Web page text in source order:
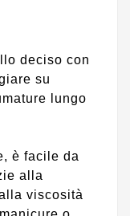
deciso con
su
lungo
è facile da
alla
viscosità